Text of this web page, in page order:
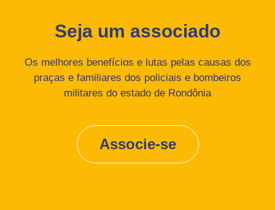
Seja um associado
Os melhores benefícios e lutas pelas causas dos
praças e familiares dos policiais e bombeiros
militares do estado de Rondônia
Associe-se